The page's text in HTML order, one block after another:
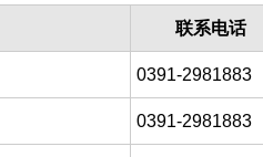
联系电话
0391-2981883
0391-2981883